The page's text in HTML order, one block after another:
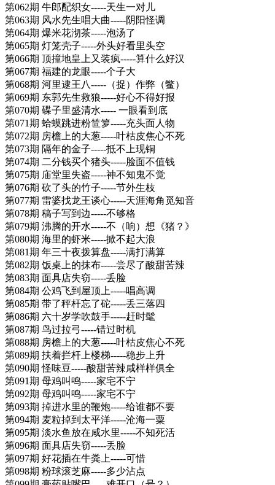
第062期 牛郎配织女-----天生一对儿
第063期 风水先生唱大曲-----阴阳怪调
第064期 爆米花沏茶-----泡汤了
第065期 灯笼壳子-----外头好看里头空
第066期 顶撞地皇上又装疯-----算什么好汉
第067期 福建的龙眼-----个子大
第068期 河里逮王八-----（捉）作弊（鳖）
第069期 东郭先生救狼-----好心不得好报
第070期 碟子里盛清水----- 一眼看到底
第071期 蛤蟆跳进粉笸箩-----充头面人物
第072期 房檐上的大葱-----叶枯皮焦心不死
第073期 隔年的金子-----抵不上现铜
第074期 二分钱买个猪头-----脸面不值钱
第075期 庙堂里失盗-----神不知鬼不觉
第076期 砍了头的竹子-----节外生枝
第077期 雷婆找龙王谈心-----天涯海角觅知音
第078期 稿子写到边-----不够格
第079期 沸腾的开水-----不（响）想《猪？》
第080期 海里的虾米-----掀不起大浪
第081期 年三十夜拨算盘-----满打满算
第082期 饭桌上的抹布-----尝尽了酸甜苦辣
第083期 面具店失窃-----丢脸
第084期 公鸡飞到屋顶上-----唱高调
第085期 带了秤杆忘了砣-----丢三落四
第086期 六十岁学吹鼓手-----赶时髦
第087期 鸟过拉弓-----错过时机
第088期 房檐上的大葱-----叶枯皮焦心不死
第089期 扶着拦杆上楼梯-----稳步上升
第090期 怪味豆-----酸甜苦辣咸样样俱全
第091期 母鸡叫鸣-----家宅不宁
第092期 母鸡叫鸣-----家宅不宁
第093期 掉进水里的鞭炮-----给谁都不要
第094期 麦粒掉到太平洋-----沧海一粟
第095期 淡水鱼放在咸水里-----不知死活
第096期 面具店失窃-----丢脸
第097期 好花插在牛粪上-----可惜
第098期 粉球滚芝麻-----多少沾点